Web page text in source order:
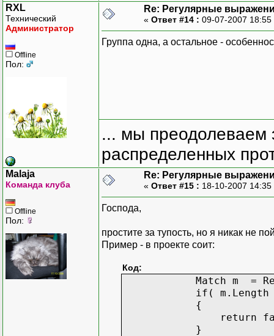
RXL
Технический
Администратор
Offline
Пол:
Re: Регулярные
« Ответ #14 : 09-07-2007
Группа одна, а остальное -
... мы преодолеваем
распределенных
Malaja
Команда клуба
Offline
Пол:
Re: Регулярные
« Ответ #15 : 18-10-2007
Господа,
простите за тупость, но я никак не
Пример - в проекте соит:
Код:
Match m =
if( m.Length
{
return
}